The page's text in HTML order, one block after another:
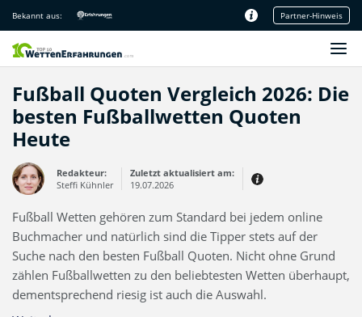
Bekannt aus:
Unsere Redaktion
Partner-Hinweis
Fußball Quoten Vergleich 2026: Die
besten Fußballwetten Quoten
Heute
Redakteur:
Steffi Kühnler
Zuletzt aktualisiert am:
19.07.2026
Erfahrungen:
Produkt- und Kategorietexte sowie
Newsberichte
Mein Werdegang ist relativ bunt,
denn ich habe zuerst eine praktische
Ausbildung in Elektrotechnik
abgeschlossen und später noch ein
IT-Studium an der Fachhochschule
draufgelegt.
Fußball Wetten gehören zum Standard bei jedem online
Buchmacher und natürlich sind die Tipper stets auf der
Suche nach den besten Fußball Quoten. Nicht ohne Grund
zählen Fußballwetten zu den beliebtesten Wetten überhaupt,
dementsprechend riesig ist auch die Auswahl.